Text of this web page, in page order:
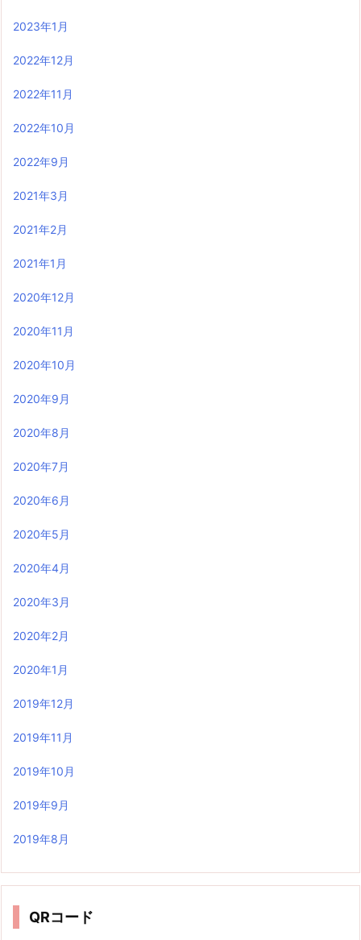
2023年1月
2022年12月
2022年11月
2022年10月
2022年9月
2021年3月
2021年2月
2021年1月
2020年12月
2020年11月
2020年10月
2020年9月
2020年8月
2020年7月
2020年6月
2020年5月
2020年4月
2020年3月
2020年2月
2020年1月
2019年12月
2019年11月
2019年10月
2019年9月
2019年8月
QRコード